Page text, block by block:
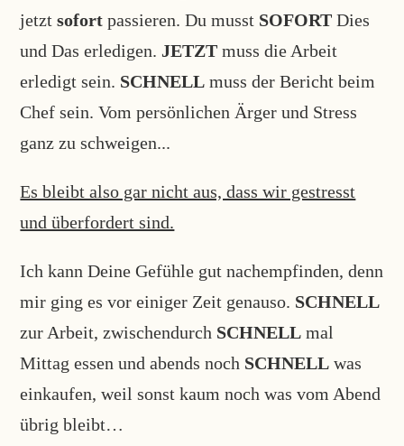
jetztsofort passieren. Du musst SOFORT Dies
und Das erledigen. JETZT muss die Arbeit
erledigt sein. SCHNELL muss der Bericht beim
Chef sein. Vom persönlichen Ärger und Stress
ganz zu schweigen...
Es bleibt also gar nicht aus, dass wir gestresst
und überfordert sind.
Ich kann Deine Gefühle gut nachempfinden, denn
mir ging es vor einiger Zeit genauso. SCHNELL
zur Arbeit, zwischendurch SCHNELL mal
Mittag essen und abends noch SCHNELL was
einkaufen, weil sonst kaum noch was vom Abend
übrig bleibt…